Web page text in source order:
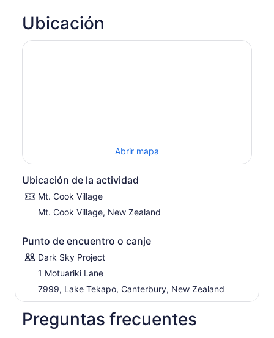
Ubicación
Abrir mapa
Ubicación de la actividad
Mt. Cook Village
Mt. Cook Village, New Zealand
Punto de encuentro o canje
Dark Sky Project
1 Motuariki Lane
7999, Lake Tekapo, Canterbury, New Zealand
Preguntas frecuentes